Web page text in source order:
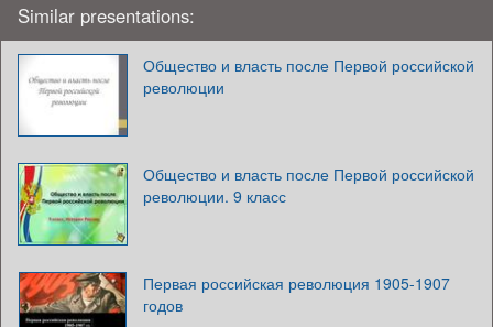
Similar presentations:
Общество и власть после Первой российской
революции
Общество и власть после Первой российской
революции. 9 класс
Первая российская революция 1905-1907
годов